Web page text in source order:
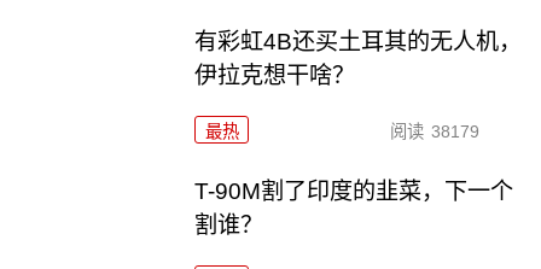
有彩虹4B还买土耳其的无人机，
伊拉克想干啥？
最热 阅读 38179
T-90M割了印度的韭菜，下一个
割谁？